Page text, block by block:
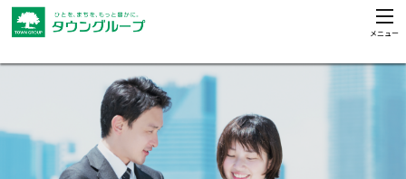
content
メニュー